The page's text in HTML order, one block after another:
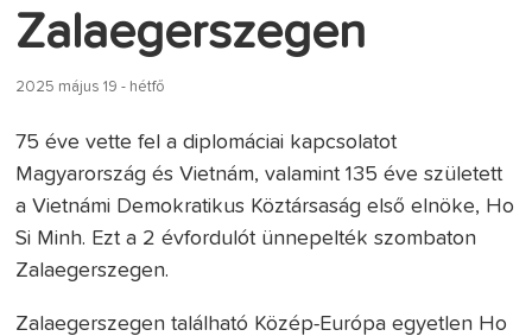
Zalaegerszegen
2025 május 19 - hétfő
75 éve vette fel a diplomáciai kapcsolatot
Magyarország és Vietnám, valamint 135 éve született
a Vietnámi Demokratikus Köztársaság első elnöke, Ho
Si Minh. Ezt a 2 évfordulót ünnepelték szombaton
Zalaegerszegen.
Zalaegerszegen található Közép-Európa egyetlen Ho